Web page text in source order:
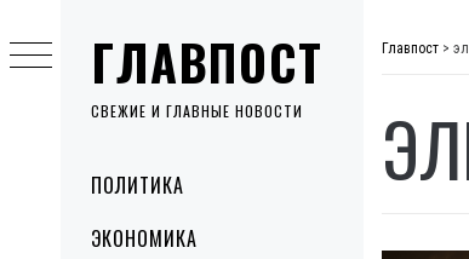
ГЛАВПОСТ
СВЕЖИЕ И ГЛАВНЫЕ НОВОСТИ
MenuПОЛИТИКА
ЭКОНОМИКА
to
content
Главпост >